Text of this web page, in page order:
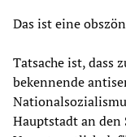
Das ist eine
Tatsache ist, dass
bekennende
Hauptstadt an den